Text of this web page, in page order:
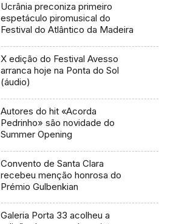
Ucrânia preconiza primeiro
espetáculo piromusical do
Festival do Atlântico da Madeira
X edição do Festival Avesso
arranca hoje na Ponta do Sol
(áudio)
Autores do hit «Acorda
Pedrinho» são novidade do
Summer Opening
Convento de Santa Clara
recebeu menção honrosa do
Prémio Gulbenkian
Galeria Porta 33 acolheu a